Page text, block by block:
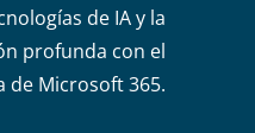
de IA y la
profunda con el
de Microsoft 365.